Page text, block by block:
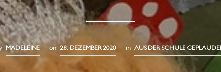
MADELEINE on 28. DEZEMBER 2020 in AUS DER SCHULE